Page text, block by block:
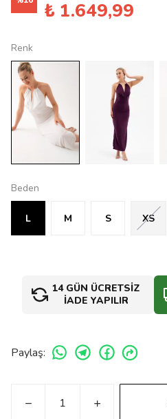
₺ 1.649,99
Renk
Beden
L M S XS
14 GÜN ÜCRETSİZ
İADE YAPILIR
Paylaş: